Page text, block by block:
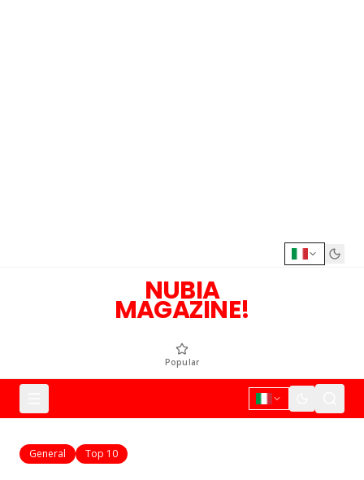
NUBIA
MAGAZINE!
Popular
General Top 10